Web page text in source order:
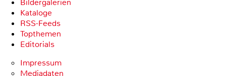
Kataloge
RSS-Feeds
Topthemen
Editorials
Impressum
Mediadaten